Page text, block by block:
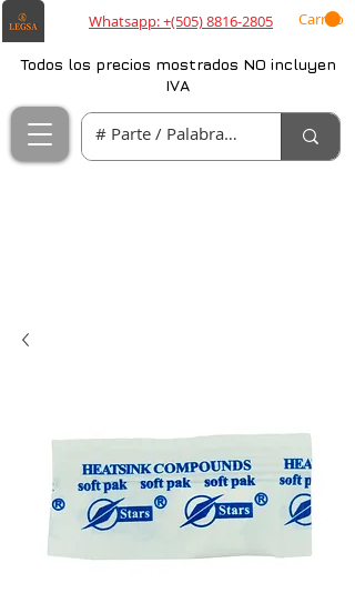
Whatsapp: +(505) 8816-2805 Carrito
Todos los precios mostrados NO incluyen
IVA